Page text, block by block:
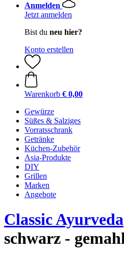
Anmelden
Jetzt anmelden
Bist du neu hier?
Konto erstellen
Warenkorb € 0,00
Gewürze
Süßes & Salziges
Vorratsschrank
Getränke
Küchen-Zubehör
Asia-Produkte
DIY
Grillen
Marken
Angebote
Classic Ayurveda
schwarz -